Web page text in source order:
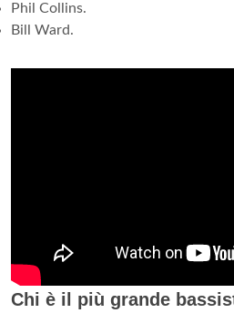
Phil Collins.
Bill Ward.
Chi è il più grande